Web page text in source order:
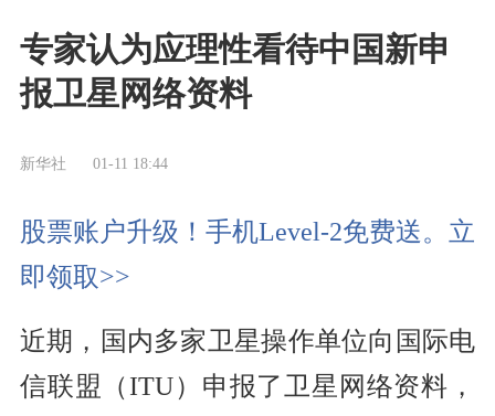
专家认为应理性看待中国新申
报卫星网络资料
新华社 01-11 18:44
股票账户升级！手机Level-2免费送。立
即领取>>
近期，国内多家卫星操作单位向国际电
信联盟（ITU）申报了卫星网络资料，